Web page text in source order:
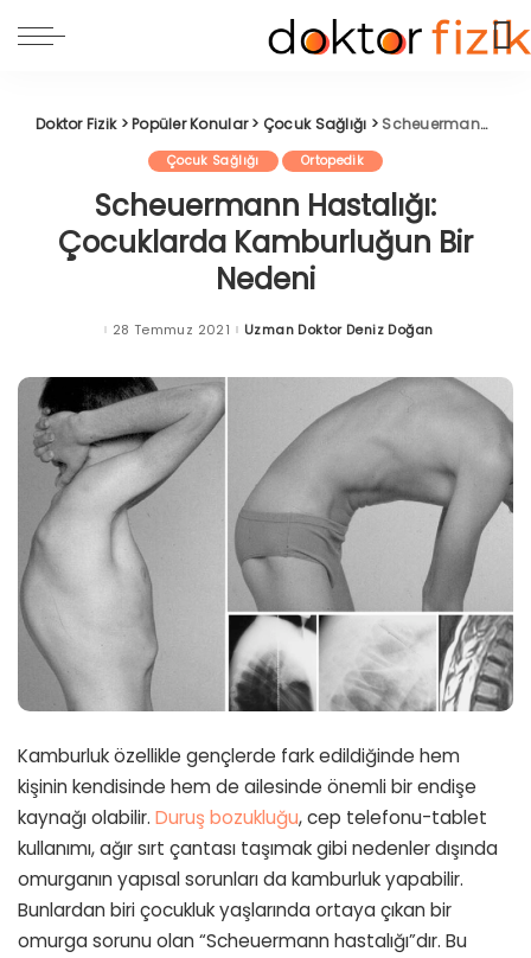
Doktor Fizik>Popüler Konular> Çocuk Sağlığı > Scheuermann Hastalığı: Çocuklarda Kamburluğun Bir Nedeni
Çocuk Sağlığı Ortopedik
Scheuermann Hastalığı:
Çocuklarda Kamburluğun Bir
Nedeni
28 Temmuz 2021 Posted
Uzman Doktor Deniz Doğan
Kamburluk özellikle gençlerde fark edildiğinde hem
kişinin kendisinde hem de ailesinde önemli bir endişe
kaynağı olabilir. Duruş bozukluğu, cep telefonu-tablet
kullanımı, ağır sırt çantası taşımak gibi nedenler dışında
omurganın yapısal sorunları da kamburluk yapabilir.
Bunlardan biri çocukluk yaşlarında ortaya çıkan bir
omurga sorunu olan “Scheuermann hastalığı”dır. Bu